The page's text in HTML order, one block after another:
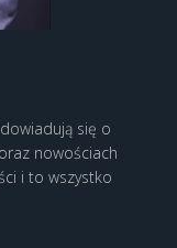
się o
nowościach
i to wszystko